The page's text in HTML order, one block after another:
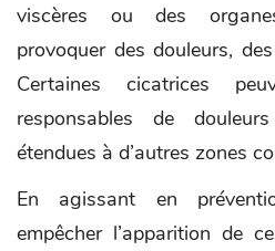
viscères ou des
provoquer des douleurs,
Certaines cicatrices
responsables de
étendues à d’autres zones
En agissant en
empêcher l’apparition de